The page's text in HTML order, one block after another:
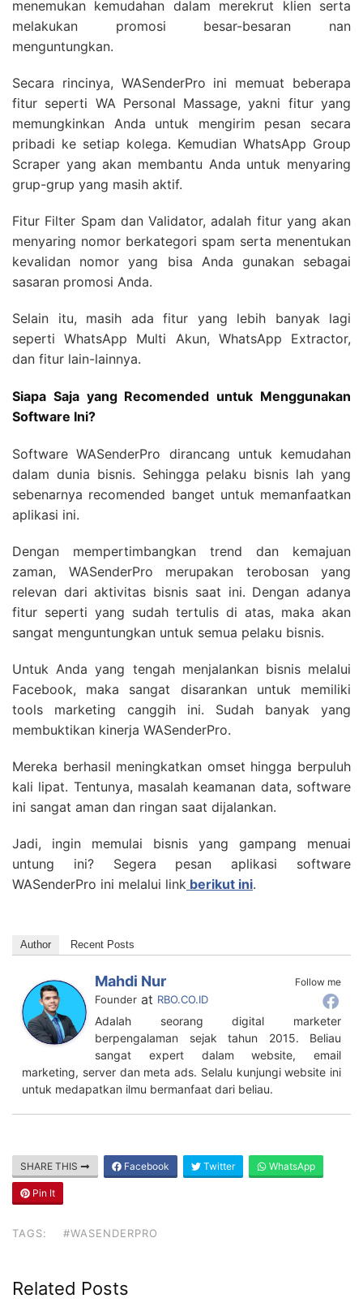
menemukan kemudahan dalam merekrut klien serta
melakukan promosi besar-besaran nan
menguntungkan.
Secara rincinya, WASenderPro ini memuat beberapa
fitur seperti WA Personal Massage, yakni fitur yang
memungkinkan Anda untuk mengirim pesan secara
pribadi ke setiap kolega. Kemudian WhatsApp Group
Scraper yang akan membantu Anda untuk menyaring
grup-grup yang masih aktif.
Fitur Filter Spam dan Validator, adalah fitur yang akan
menyaring nomor berkategori spam serta menentukan
kevalidan nomor yang bisa Anda gunakan sebagai
sasaran promosi Anda.
Selain itu, masih ada fitur yang lebih banyak lagi
seperti WhatsApp Multi Akun, WhatsApp Extractor,
dan fitur lain-lainnya.
Siapa Saja yang Recomended untuk Menggunakan
Software Ini?
Software WASenderPro dirancang untuk kemudahan
dalam dunia bisnis. Sehingga pelaku bisnis lah yang
sebenarnya recomended banget untuk memanfaatkan
aplikasi ini.
Dengan mempertimbangkan trend dan kemajuan
zaman, WASenderPro merupakan terobosan yang
relevan dari aktivitas bisnis saat ini. Dengan adanya
fitur seperti yang sudah tertulis di atas, maka akan
sangat menguntungkan untuk semua pelaku bisnis.
Untuk Anda yang tengah menjalankan bisnis melalui
Facebook, maka sangat disarankan untuk memiliki
tools marketing canggih ini. Sudah banyak yang
membuktikan kinerja WASenderPro.
Mereka berhasil meningkatkan omset hingga berpuluh
kali lipat. Tentunya, masalah keamanan data, software
ini sangat aman dan ringan saat dijalankan.
Jadi, ingin memulai bisnis yang gampang menuai
untung ini? Segera pesan aplikasi software
WASenderPro ini melalui link berikut ini.
Author Recent Posts
Follow me
Mahdi Nur
Founder at RBO.CO.ID
Adalah seorang digital marketer
berpengalaman sejak tahun 2015. Beliau
sangat expert dalam website, email
marketing, server dan meta ads. Selalu kunjungi website ini
untuk medapatkan ilmu bermanfaat dari beliau.
SHARE THIS Facebook Twitter WhatsApp
Pin It
TAGS: #WASENDERPRO
Related Posts